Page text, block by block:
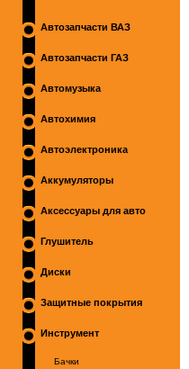
Автозапчасти ВАЗ
Автозапчасти ГАЗ
Автомузыка
Автохимия
Автоэлектроника
Аккумуляторы
Аксессуары для авто
Глушитель
Диски
Защитные покрытия
Инструмент
Бачки